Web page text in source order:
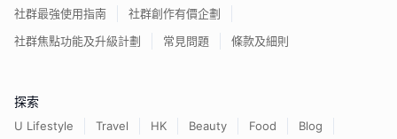
社群最強使用指南
社群創作有價企劃
社群焦點功能及升級計劃
常見問題 條款及細則
探索
U Lifestyle Travel HK Beauty Food Blog